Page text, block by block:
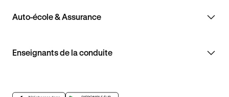
Auto-école & Assurance
Enseignants de la conduite